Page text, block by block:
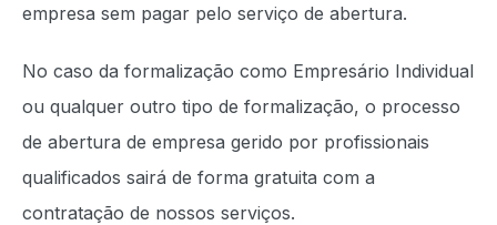
empresa sem pagar pelo serviço de abertura.
No caso da formalização como Empresário Individual
ou qualquer outro tipo de formalização, o processo
de abertura de empresa gerido por profissionais
qualificados sairá de forma gratuita com a
contratação de nossos serviços.